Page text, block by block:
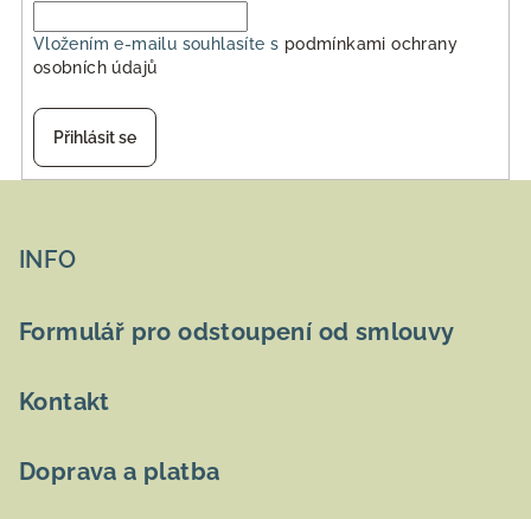
Vložením e-mailu souhlasíte s podmínkami ochrany
osobních údajů
Přihlásit se
INFO
Formulář pro odstoupení od smlouvy
Kontakt
Doprava a platba